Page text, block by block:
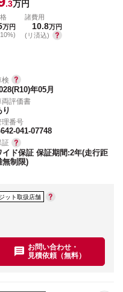
.3万円
万円
諸費用
10.8万円
(リ済込)
検
年05月
両評価書
り
理番号
041-07748
証
イド保証 保証期間:2年(走行距
無制限)
ット取扱店舗
お問い合わせ・
見積依頼（無料）